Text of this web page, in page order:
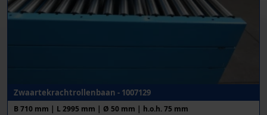
Zwaartekrachtrollenbaan - 1007129
B 710 mm | L 2995 mm | Ø 50 mm | h.o.h. 75 mm